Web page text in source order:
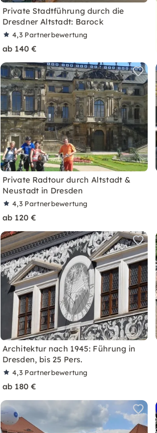
Private Stadtführung durch die
Dresdner Altstadt: Barock
4,3 Partnerbewertung
ab 140 €
Private Radtour durch Altstadt &
Neustadt in Dresden
4,3 Partnerbewertung
ab 120 €
Architektur nach 1945: Führung in
Dresden, bis 25 Pers.
4,3 Partnerbewertung
ab 180 €